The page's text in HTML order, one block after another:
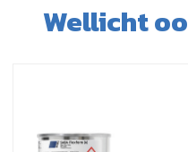
Wellicht